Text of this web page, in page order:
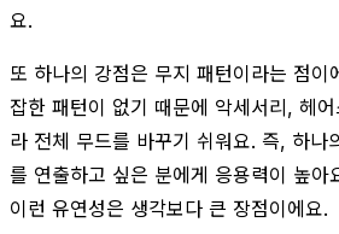
요.
또 하나의 강점은 무지 패턴이라는 점이
잡한 패턴이 없기 때문에 악세서리, 헤
라 전체 무드를 바꾸기 쉬워요. 즉, 하나
를 연출하고 싶은 분에게 응용력이 높아
이런 유연성은 생각보다 큰 장점이에요.